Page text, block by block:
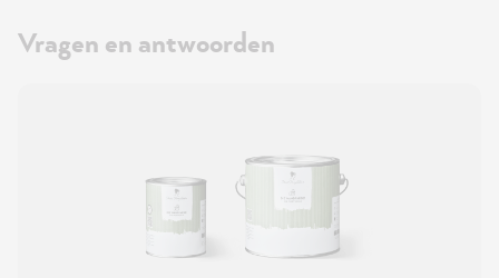
Vragen en antwoorden